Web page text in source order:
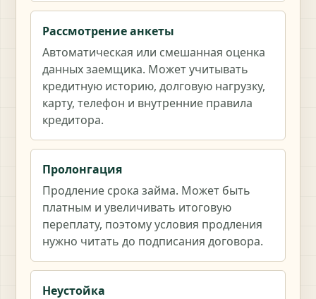
Рассмотрение анкеты
Автоматическая или смешанная оценка
данных заемщика. Может учитывать
кредитную историю, долговую нагрузку,
карту, телефон и внутренние правила
кредитора.
Пролонгация
Продление срока займа. Может быть
платным и увеличивать итоговую
переплату, поэтому условия продления
нужно читать до подписания договора.
Неустойка